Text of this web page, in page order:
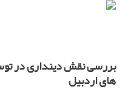
بررسی نقش دینداری در
های اردبیل